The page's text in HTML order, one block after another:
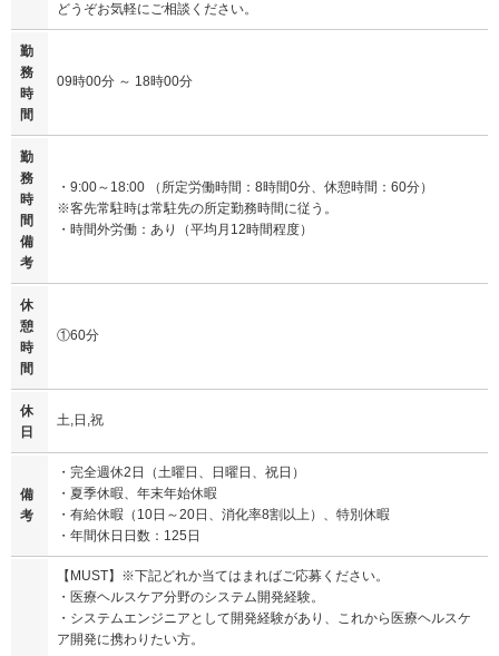
どうぞお気軽にご相談ください。
勤
務
時
間
09時00分 ～ 18時00分
勤
務
時
間
備
考
・9:00～18:00 （所定労働時間：8時間0分、休憩時間：60分）
※客先常駐時は常駐先の所定勤務時間に従う。
・時間外労働：あり（平均月12時間程度）
休
憩
時
間
①60分
休
日
土,日,祝
備
考
・完全週休2日（土曜日、日曜日、祝日）
・夏季休暇、年末年始休暇
・有給休暇（10日～20日、消化率8割以上）、特別休暇
・年間休日日数：125日
【MUST】※下記どれか当てはまればご応募ください。
・医療ヘルスケア分野のシステム開発経験。
・システムエンジニアとして開発経験があり、これから医療ヘルスケ
ア開発に携わりたい方。